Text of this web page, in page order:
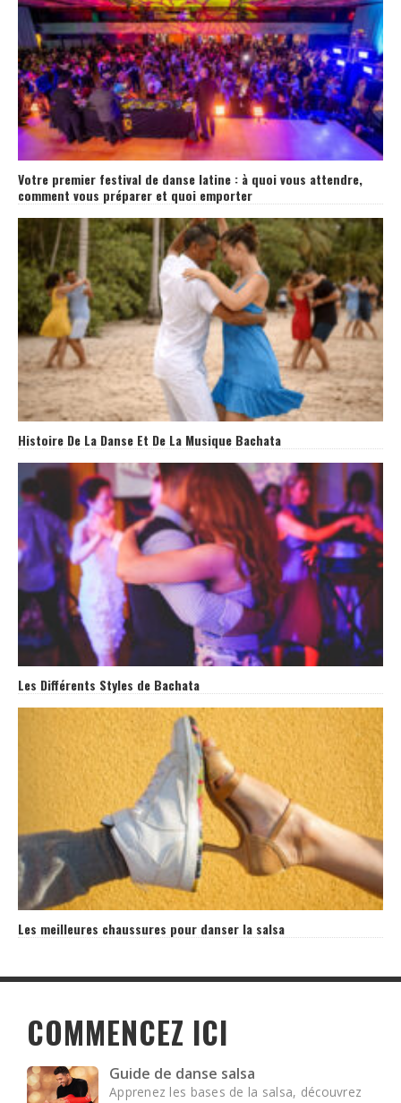
Votre premier festival de danse latine : à quoi vous attendre,
comment vous préparer et quoi emporter
Histoire De La Danse Et De La Musique Bachata
Les Différents Styles de Bachata
Les meilleures chaussures pour danser la salsa
COMMENCEZ ICI
Guide de danse salsa
Apprenez les bases de la salsa, découvrez